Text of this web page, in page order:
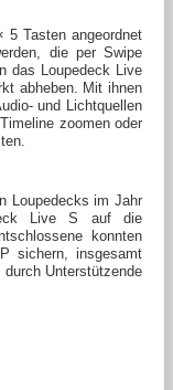
5 Tasten angeordnet
die per Swipe
das Loupedeck Live
abheben. Mit ihnen
und Lichtquellen
zoomen oder
Loupedecks im Jahr
Live S auf die
konnten
sichern, insgesamt
Unterstützende